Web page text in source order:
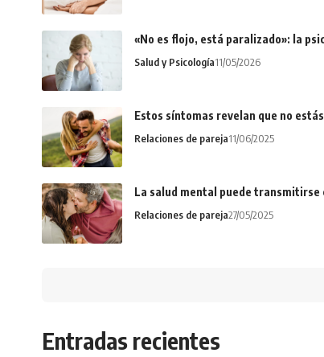
«No es flojo, está paralizado»: la
Salud y Psicología11/05/2026
Estos síntomas revelan que no
Relaciones de pareja11/06/2025
La salud mental puede
Relaciones de pareja27/05/2025
Entradas recientes